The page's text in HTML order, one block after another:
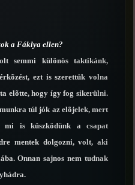
a Fáklya ellen?
semmi különös taktikánk,
ezt is szerettük volna
elõtte, hogy így fog sikerülni.
túl jók az elõjelek, mert
mi is küszködünk a csapat
mentek dolgozni, volt, aki
Onnan sajnos nem tudnak